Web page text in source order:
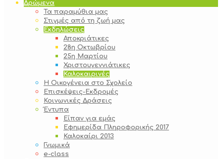
Δρώμενα
Τα παραμύθια μας
Στιγμές από τη ζωή μας
Εκδηλώσεις
Αποκριάτικες
28η Οκτωβρίου
25η Μαρτίου
Χριστουγεννιάτικες
Καλοκαιρινές
Η Οικογένεια στο Σχολείο
Επισκέψεις-Εκδρομές
Κοινωνικές Δράσεις
Έντυπα
Είπαν για εμάς
Εφημερίδα Πληροφορικής 2017
Καλοκαίρι 2013
Γνωμικά
e-class